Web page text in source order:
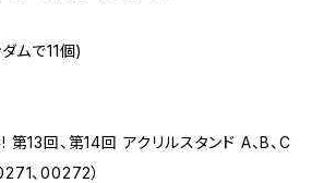
ムで11個)
第13回、第14回 アクリルスタンド A、B、C
、00272）